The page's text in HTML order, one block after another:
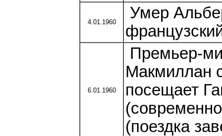
4.01.1960
Умер
6.01.1960
Премьер-
Макмиллан
посещает
(поездка